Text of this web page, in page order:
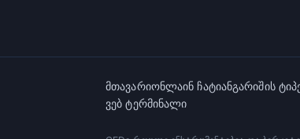
მთავარიონლაინ ჩატიანგარიშის
ვებ ტერმინალი